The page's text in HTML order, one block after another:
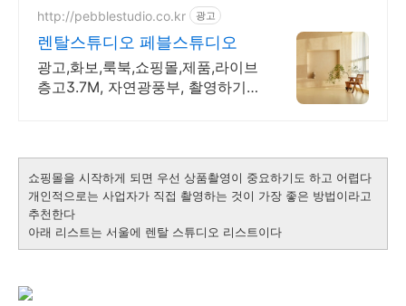
http://pebblestudio.co.kr 광고
렌탈스튜디오 페블스튜디오
광고,화보,룩북,쇼핑몰,제품,라이브
층고3.7M, 자연광풍부, 촬영하기
쇼핑몰을 시작하게 되면 우선 상품촬영이 중요하기도 하고 어렵다
개인적으로는 사업자가 직접 촬영하는 것이 가장 좋은 방법이라고
추천한다
아래 리스트는 서울에 렌탈 스튜디오 리스트이다